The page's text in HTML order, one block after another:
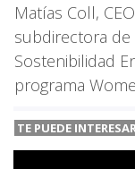
Matías Coll,
subdirectora de
Sostenibilidad
programa
TE PUEDE